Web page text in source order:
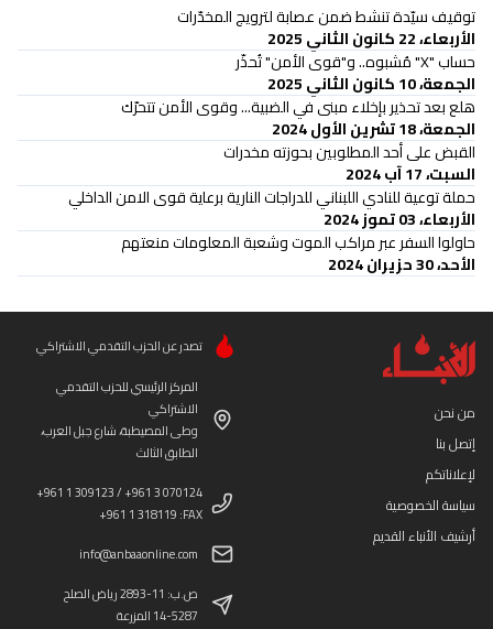
توقيف سيّدة تنشط ضمن عصابة لترويج المخدّرات
الأربعاء، 22 كانون الثاني 2025
حساب "X" مُشبوه.. و"قوى الأمن" تُحذّر
الجمعة، 10 كانون الثاني 2025
هلع بعد تحذير بإخلاء مبنى في الضبية... وقوى الأمن تتحرّك
الجمعة، 18 تشرين الأول 2024
القبض على أحد المطلوبين بحوزته مخدرات
السبت، 17 آب 2024
حملة توعية للنادي اللبناني للدراجات النارية برعاية قوى الامن الداخلي
الأربعاء، 03 تموز 2024
حاولوا السفر عبر مراكب الموت وشعبة المعلومات منعتهم
الأحد، 30 حزيران 2024
من نحن
إتصل بنا
لإعلاناتكم
سياسة الخصوصية
أرشيف الأنباء القديم
تصدر عن الحزب التقدمي الاشتراكي
المركز الرئيسي للحزب التقدمي
الاشتراكي
وطى المصيطبة، شارع جبل العرب،
الطابق الثالث
+961 1 309123 / +961 3 070124
+961 1 318119 :FAX
info@anbaaonline.com
ص.ب: 11-2893 رياض الصلح
14-5287 المزرعة